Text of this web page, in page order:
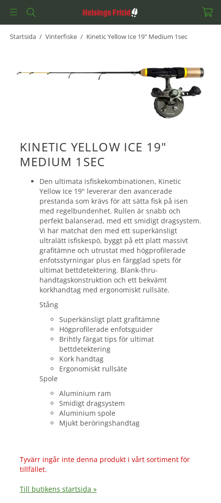
Startsida / Vinterfiske / Kinetic Yellow Ice 19" Medium 1sec
KINETIC YELLOW ICE 19"
MEDIUM 1SEC
Den ultimata isfiskekombinationen, Kinetic
Yellow Ice 19" levererar den avancerade
prestanda som krävs för att sätta fisk på isen
med regelbundenhet. Rullen är snabb och
perfekt balanserad, med ett smidigt dragsystem.
Vi har matchat den med ett superkänsligt
ultralätt isfiskespö, byggt på ett platt massivt
grafitämne och utrustat med högprofilerade
enfotsstyrningar plus en färgglad spets för
ultimat bettdetektering. Blank-thru-
handtagskonstruktion och ett bekvämt
korkhandtag med ergonomiskt rullsäte.
Stång
Superkänsligt platt grafitämne
Högprofilerade enfotsguider
Brihtly färgat tips för ultimat
bettdetektering
Kork handtag
Ergonomiskt rullsäte
Spole
Aluminium ram
Smidigt dragsystem
Aluminium spole
Mjukt beröringshandtag
Tyvärr ingår inte denna produkt i vårt sortiment för
tillfället.
Till butikens startsida »